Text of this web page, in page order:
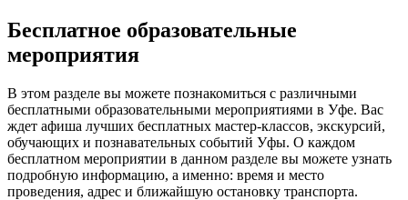
Бесплатное образовательные
мероприятия
В этом разделе вы можете познакомиться с различными
бесплатными образовательными мероприятиями в Уфе. Вас
ждет афиша лучших бесплатных мастер-классов, экскурсий,
обучающих и познавательных событий Уфы. О каждом
бесплатном мероприятии в данном разделе вы можете узнать
подробную информацию, а именно: время и место
проведения, адрес и ближайшую остановку транспорта.